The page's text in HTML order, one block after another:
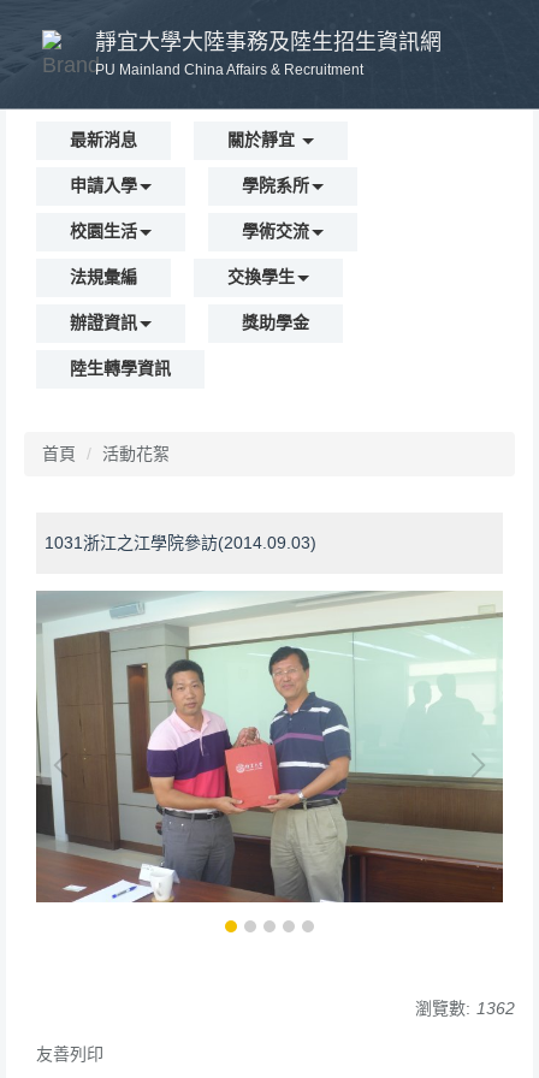
靜宜大學大陸事務及陸生招生資訊網
PU Mainland China Affairs & Recruitment
最新消息 關於靜宜
申請入學 學院系所
校園生活 學術交流
法規彙編 交換學生
辦證資訊 獎助學金
陸生轉學資訊
首頁 活動花絮
1031浙江之江學院參訪(2014.09.03)
瀏覽數: 1362
友善列印